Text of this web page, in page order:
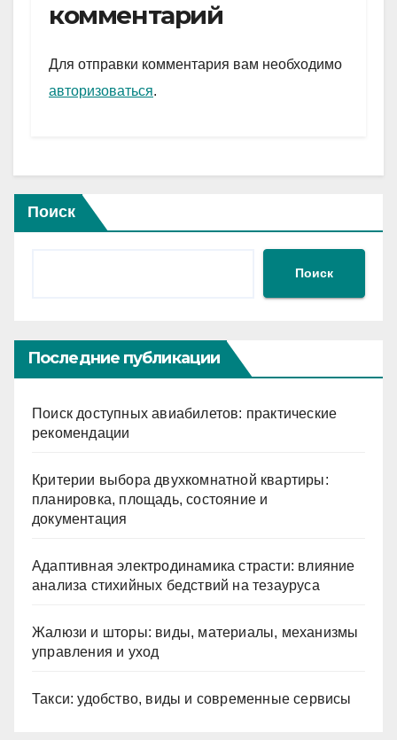
a
m
A
p
и
комментарий
Для отправки комментария вам необходимо
авторизоваться.
Поиск
Поиск
Последние публикации
Поиск доступных авиабилетов: практические
рекомендации
Критерии выбора двухкомнатной квартиры:
планировка, площадь, состояние и
документация
Адаптивная электродинамика страсти: влияние
анализа стихийных бедствий на тезауруса
Жалюзи и шторы: виды, материалы, механизмы
управления и уход
Такси: удобство, виды и современные сервисы